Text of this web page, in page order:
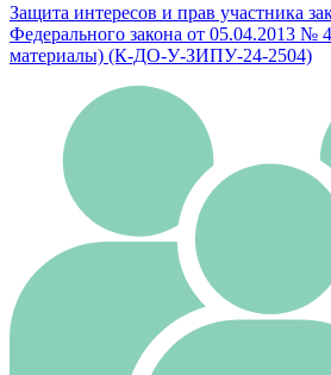
Защита интересов и прав участника
Федерального закона от 05.04.2013 №
материалы) (К-ДО-У-ЗИПУ-24-2504)